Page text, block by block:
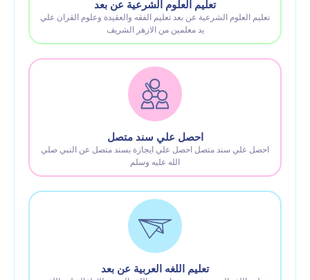
تعليم العلوم الشرعية عن بعد
تعليم العلوم الشرعية عن بعد تعليم الفقه والعقيدة وعلوم القران علي
يد معلمين من الازهر الشريف
احصل علي سند متصل
احصل علي سند متصل احصل علي ايجازة بسند متصل عن النبي صلي
الله عليه وسلم
تعليم اللغه العربية عن بعد